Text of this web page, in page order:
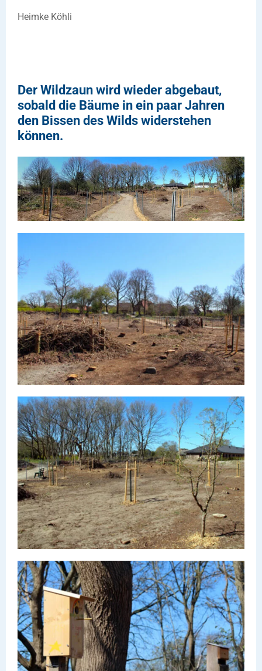
Heimke Köhli
Der Wildzaun wird wieder abgebaut,
sobald die Bäume in ein paar Jahren
den Bissen des Wilds widerstehen
können.